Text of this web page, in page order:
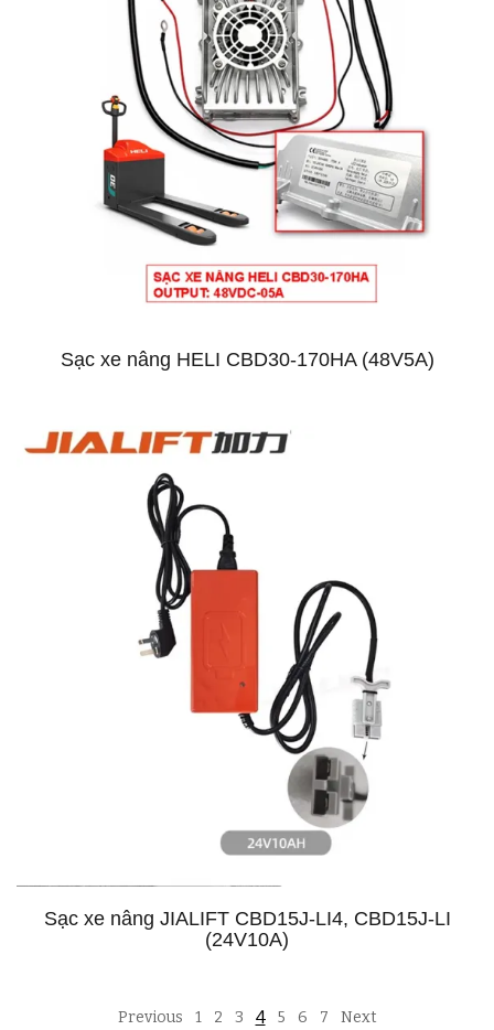
Sạc xe nâng HELI CBD30-170HA (48V5A)
Sạc xe nâng JIALIFT CBD15J-LI4, CBD15J-LI
(24V10A)
Previous 1 2 3 4 5 6 7 Next